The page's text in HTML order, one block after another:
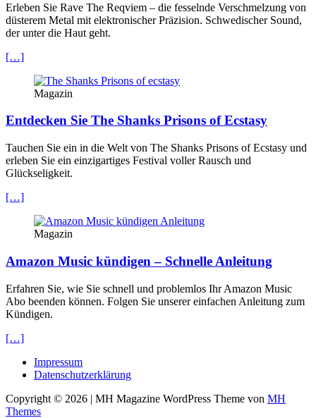
Erleben Sie Rave The Reqviem – die fesselnde Verschmelzung von
düsterem Metal mit elektronischer Präzision. Schwedischer Sound,
der unter die Haut geht.
[…]
Magazin
Entdecken Sie The Shanks Prisons of Ecstasy
Tauchen Sie ein in die Welt von The Shanks Prisons of Ecstasy und
erleben Sie ein einzigartiges Festival voller Rausch und
Glückseligkeit.
[…]
Magazin
Amazon Music kündigen – Schnelle Anleitung
Erfahren Sie, wie Sie schnell und problemlos Ihr Amazon Music
Abo beenden können. Folgen Sie unserer einfachen Anleitung zum
Kündigen.
[…]
Impressum
Datenschutzerklärung
Copyright © 2026 | MH Magazine WordPress Theme von MH
Themes